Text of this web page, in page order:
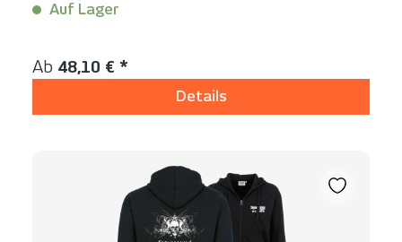
Auf Lager
Regulärer Preis:
Ab 48,10 € *
Details